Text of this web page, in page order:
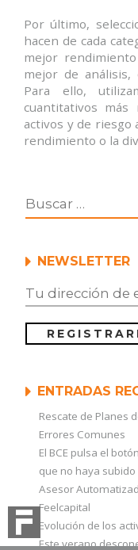
Por último,
hacen de cada
mejor
mejor de
Para ello,
cuantitativos más
activos y de riesgo
rendimiento o la
NEWSLETTER
ENTRADAS
Rescate de Planes
Errores Comunes
El BCE pulsa el
que no haya subido
Asesor
Feelcapital
Evolución de los
Este verano